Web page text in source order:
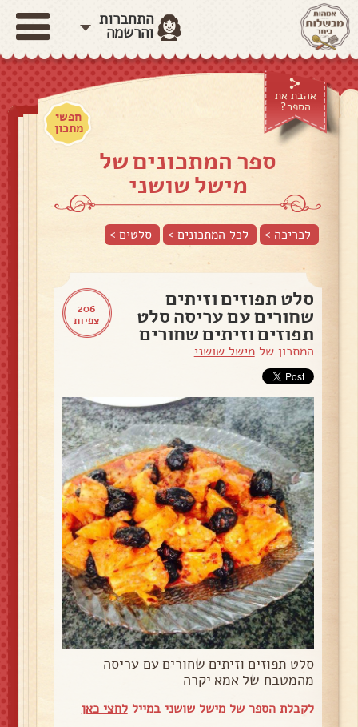
התחברות
והרשמה
אהבת את
הספר?
חפשי
מתכון
ספר המתכונים של
מישל שושני
לכריכה > לכל המתכונים > סלטים>
206
צפיות
סלט תפוזים וזיתים
שחורים עם עריסה סלט
תפוזים וזיתים שחורים
המתכון שלמישל שושני
סלט תפוזים וזיתים שחורים עם עריסה
מהמטבח של אמא יקרה
לקבלת הספר של מישל שושני במייללחצי כאן